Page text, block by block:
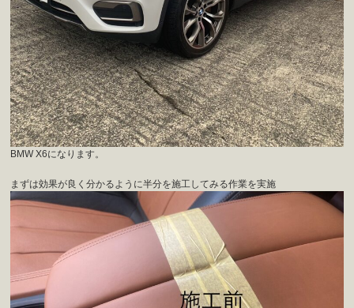
BMW X6になります。
まずは効果が良く分かるように半分を施工してみる作業を実施